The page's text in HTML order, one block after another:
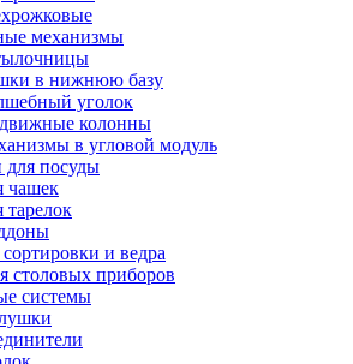
механизмы
в нижнюю базу
уголок
колонны
в угловой модуль
посуды
чашек
тарелок
и ведра
столовых приборов
системы